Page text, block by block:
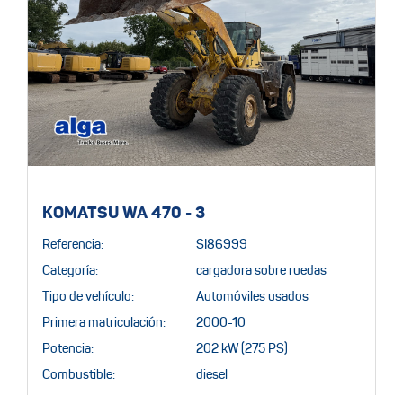
KOMATSU WA 470 - 3
Referencia: SI86999
Categoría: cargadora sobre ruedas
Tipo de vehículo: Automóviles usados
Primera matriculación: 2000-10
Potencia: 202 kW (275 PS)
Combustible: diesel